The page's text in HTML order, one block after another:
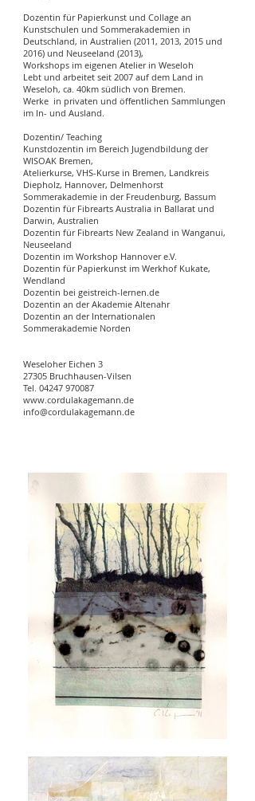
Dozentin für Papierkunst und Collage an
Kunstschulen und Sommerakademien in
Deutschland, in Australien (2011, 2013, 2015 und
2016) und Neuseeland (2013),
Workshops im eigenen Atelier in Weseloh
Lebt und arbeitet seit 2007 auf dem Land in
Weseloh, ca. 40km südlich von Bremen.
Werke in privaten und öffentlichen Sammlungen
im In- und Ausland.
Dozentin/ Teaching
Kunstdozentin im Bereich Jugendbildung der
WISOAK Bremen,
Atelierkurse, VHS-Kurse in Bremen, Landkreis
Diepholz, Hannover, Delmenhorst
Sommerakademie in der Freudenburg, Bassum
Dozentin für Fibrearts Australia in Ballarat und
Darwin, Australien
Dozentin für Fibrearts New Zealand in Wanganui,
Neuseeland
Dozentin im Workshop Hannover e.V.
Dozentin für Papierkunst im Werkhof Kukate,
Wendland
Dozentin bei geistreich-lernen.de
Dozentin an der Akademie Altenahr
Dozentin an der Internationalen
Sommerakademie Norden
Weseloher Eichen 3
27305 Bruchhausen-Vilsen
Tel. 04247 970087
www.cordulakagemann.de
info@cordulakagemann.de